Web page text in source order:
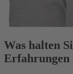
Was halten
Erfahrungen